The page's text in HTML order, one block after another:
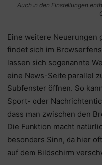
Auch in den Einstellungen
Eine weitere Neuerungen
findet sich im
lassen sich sogenannte
eine News-Seite parallel
Subfenster öffnen. So
Sport- oder
dass man zwischen den
Die Funktion macht
besonders Sinn, da hier
auf dem Bildschirm